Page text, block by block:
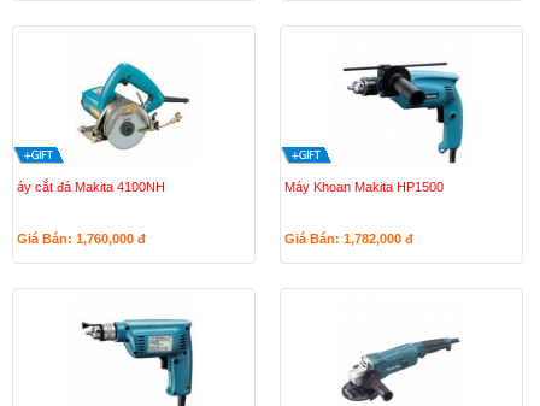
áy cắt đá Makita 4100NH
Giá Bán: 1,760,000 đ
Máy Khoan Makita HP1500
Giá Bán: 1,782,000 đ